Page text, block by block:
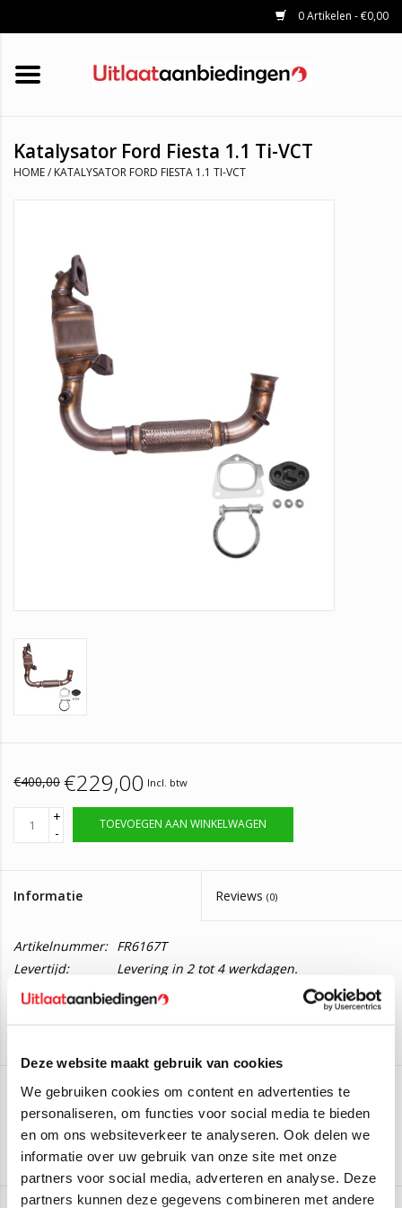
Deze website maakt gebruik van cookies
We gebruiken cookies om content en advertenties te
personaliseren, om functies voor social media te bieden
en om ons websiteverkeer te analyseren. Ook delen we
informatie over uw gebruik van onze site met onze
partners voor social media, adverteren en analyse. Deze
partners kunnen deze gegevens combineren met andere
0 Artikelen - €0,00
HOME
KATALYSATOREN
UNIVERSELE UITLAATDELEN
Katalysator Ford Fiesta 1.1 Ti-VCT
HOME/ KATALYSATOR FORD FIESTA 1.1 TI-VCT
€400,00 €229,00 Incl. btw
+
-
TOEVOEGEN AAN WINKELWAGEN
Informatie Reviews (0)
Artikelnummer: FR6167T
Levertijd:
Levering in 2 tot 4 werkdagen.
Katalysator Ford Fiesta 1.1 Ti-VCT
Deze katalysator is geschikte voor de volgende modellen:
Ford Fiesta VII 1.1 Ti-VCT - 55KW/75PK vanaf 2017
Ford Fiesta VII 1.1 Ti-VCT
Twijfelt u of deze katalysator geschikt is voor uw auto?
De originele nummers van deze katalysator zijn: 2112891,
EEC
Aan verlanglijst toevoegen Toevoegen om te vergelijken